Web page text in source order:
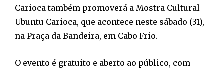
Carioca também promoverá a Mostra Cultural
Ubuntu Carioca, que acontece neste sábado (31),
na Praça da Bandeira, em Cabo Frio.
O evento é gratuito e aberto ao público, com